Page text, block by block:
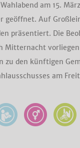
am 15.
Auf
präsentiert. Die
zu den künftigen
am